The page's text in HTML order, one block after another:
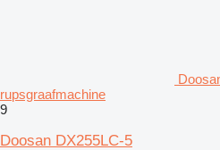
rupsgraafmachine
9
Doosan DX255LC-5